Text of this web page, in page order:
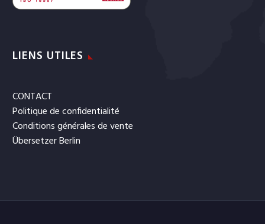
LIENS UTILES
CONTACT
Politique de confidentialité
Conditions générales de vente
Übersetzer Berlin